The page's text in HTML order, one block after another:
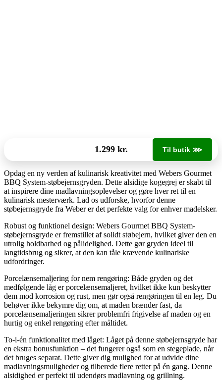
1.299 kr. Til butik ⋙
Opdag en ny verden af kulinarisk kreativitet med Webers Gourmet
BBQ System-støbejernsgryden. Dette alsidige kogegrej er skabt til
at inspirere dine madlavningsoplevelser og gøre hver ret til en
kulinarisk mesterværk. Lad os udforske, hvorfor denne
støbejernsgryde fra Weber er det perfekte valg for enhver madelsker.
Robust og funktionel design: Webers Gourmet BBQ System-
støbejernsgryde er fremstillet af solidt støbejern, hvilket giver den en
utrolig holdbarhed og pålidelighed. Dette gør gryden ideel til
langtidsbrug og sikrer, at den kan tåle krævende kulinariske
udfordringer.
Porcelænsemaljering for nem rengøring: Både gryden og det
medfølgende låg er porcelænsemaljeret, hvilket ikke kun beskytter
dem mod korrosion og rust, men gør også rengøringen til en leg. Du
behøver ikke bekymre dig om, at maden brænder fast, da
porcelænsemaljeringen sikrer problemfri frigivelse af maden og en
hurtig og enkel rengøring efter måltidet.
To-i-én funktionalitet med låget: Låget på denne støbejernsgryde har
en ekstra bonusfunktion – det fungerer også som en stegeplade, når
det bruges separat. Dette giver dig mulighed for at udvide dine
madlavningsmuligheder og tilberede flere retter på én gang. Denne
alsidighed er perfekt til udendørs madlavning og grillning.